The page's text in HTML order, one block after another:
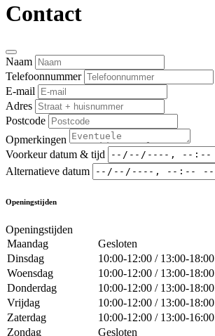
Contact
Naam
Telefoonnummer
E-mail
Adres
Postcode
Opmerkingen
Voorkeur datum & tijd
Alternatieve datum
Openingstijden
Openingstijden
Maandag
Gesloten
Dinsdag
10:00-12:00 / 13:00-18:00
Woensdag
10:00-12:00 / 13:00-18:00
Donderdag
10:00-12:00 / 13:00-18:00
Vrijdag
10:00-12:00 / 13:00-18:00
Zaterdag
10:00-12:00 / 13:00-16:00
Zondag
Gesloten